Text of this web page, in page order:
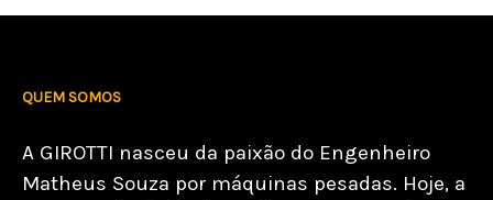
QUEM SOMOS
A GIROTTI nasceu da paixão do Engenheiro
Matheus Souza por máquinas pesadas. Hoje, a